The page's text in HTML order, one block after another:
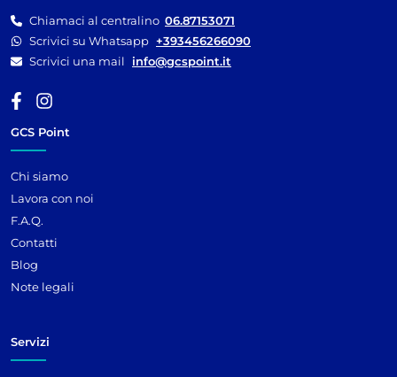
Chiamaci al centralino 06.87153071
Scrivici su Whatsapp +393456266090
Scrivici una mail
info@gcspoint.it
GCS Point
Chi siamo
Lavora con noi
F.A.Q.
Contatti
Blog
Note legali
Servizi